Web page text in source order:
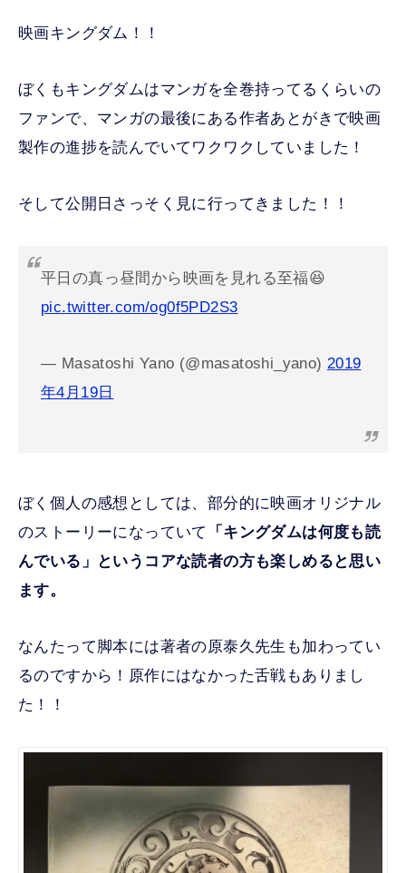
映画キングダム！！
ぼくもキングダムはマンガを全巻持ってるくらいの
ファンで、マンガの最後にある作者あとがきで映画
製作の進捗を読んでいてワクワクしていました！
そして公開日さっそく見に行ってきました！！
平日の真っ昼間から映画を見れる至福😆
pic.twitter.com/og0f5PD2S3
— Masatoshi Yano (@masatoshi_yano) 2019
年4月19日
ぼく個人の感想としては、部分的に映画オリジナル
のストーリーになっていて
「キングダムは何度も読
んでいる」というコアな読者の方も楽しめると思い
ます。
なんたって脚本には著者の原泰久先生も加わってい
るのですから！原作にはなかった舌戦もありまし
た！！